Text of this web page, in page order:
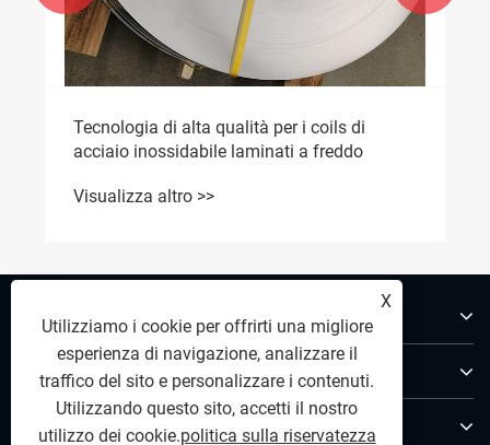
Tecnologia di alta qualità per i coils di
acciaio inossidabile laminati a freddo
Visualizza altro >>
Chi siamo
Prodotti
Contattaci
X
Utilizziamo i cookie per offrirti una migliore
esperienza di navigazione, analizzare il
traffico del sito e personalizzare i contenuti.
Utilizzando questo sito, accetti il ​​nostro
utilizzo dei cookie.politica sulla riservatezza